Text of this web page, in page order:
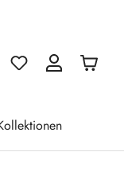
Du hast 0